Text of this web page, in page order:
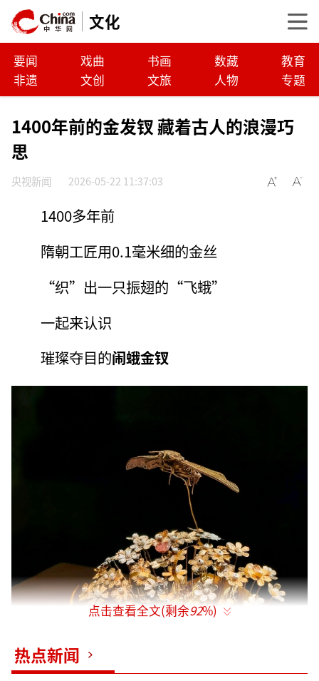
文化
要闻 戏曲 书画 数藏
教育
非遗
文创 文旅 人物 专题
1400年前的金发钗 藏着古人的浪漫巧
思
央视新闻 2026-05-22 11:37:03
1400多年前
隋朝工匠用0.1毫米细的金丝
“织”出一只振翅的“飞蛾”
一起来认识
璀璨夺目的闹蛾金钗
点击查看全文(剩余92%)
热点新闻